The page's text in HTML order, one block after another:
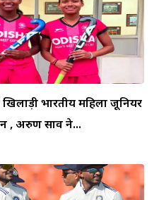
भारतीय महिला जूनियर
, अरुण साव ने...